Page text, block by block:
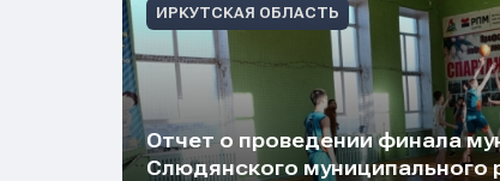
ИРКУТСКАЯ ОБЛАСТЬ
Отчет о проведении финала
Слюдянского муниципального